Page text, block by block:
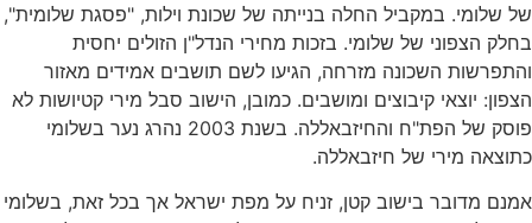
שלומי. במקביל החלה בנייתה של שכונת וילות, "פסגת שלומית",
הצפוני של שלומי. בזכות מחירי הנדל"ן הזולים יחסית
השכונה מזרחה, הגיעו לשם תושבים אמידים מאזור
יוצאי קיבוצים ומושבים. כמובן, הישוב סבל מירי קטיושות לא
פוסק של הפת"ח והחיזבאללה. בשנת 2003 נהרג נער בשלומי
מירי של חיזבאללה.
מדובר בישוב קטן, זניח על מפת ישראל אך בכל זאת, בשלומי